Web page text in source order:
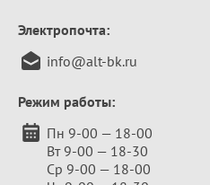
Электропочта:
info@alt-bk.ru
Режим работы:
Пн 9-00 — 18-00
Вт 9-00 — 18-30
Ср 9-00 — 18-00